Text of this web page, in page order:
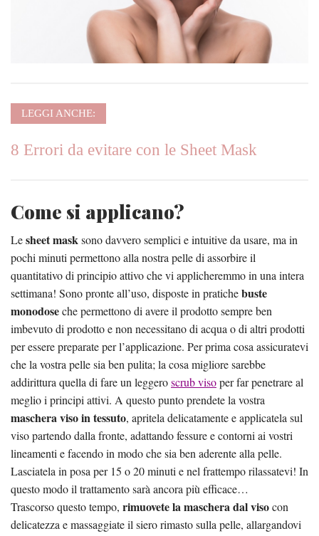
LEGGI ANCHE:
8 Errori da evitare con le Sheet Mask
Come si applicano?
Lesheet masksono davvero semplici e intuitive da usare, ma in
pochi minuti permettono alla nostra pelle di assorbire il
quantitativo di principio attivo che vi applicheremmo in una intera
settimana! Sono pronte all’uso, disposte in pratichebuste
monodoseche permettono di avere il prodotto sempre ben
imbevuto di prodotto e non necessitano di acqua o di altri prodotti
per essere preparate per l’applicazione. Per prima cosa assicuratevi
che la vostra pelle sia ben pulita; la cosa migliore sarebbe
addirittura quella di fare un leggeroscrub visoper far penetrare al
meglio i principi attivi. A questo punto prendete la vostra
maschera viso in tessuto, apritela delicatamente e applicatela sul
viso partendo dalla fronte, adattando fessure e contorni ai vostri
lineamenti e facendo in modo che sia ben aderente alla pelle.
Lasciatela in posa per 15 o 20 minuti e nel frattempo rilassatevi! In
questo modo il trattamento sarà ancora più efficace…
Trascorso questo tempo, rimuovete la maschera dal visocon
delicatezza e massaggiate il siero rimasto sulla pelle, allargandovi